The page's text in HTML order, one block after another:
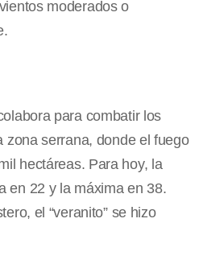
moderados o
para combatir los
zona serrana, donde el fuego
hectáreas. Para hoy, la
en 22 y la máxima en 38.
el “veranito” se hizo